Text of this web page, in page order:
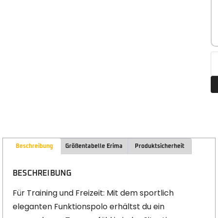
Beschreibung Größentabelle Erima Produktsicherheit
BESCHREIBUNG
Für Training und Freizeit: Mit dem sportlich
eleganten Funktionspolo erhältst du ein